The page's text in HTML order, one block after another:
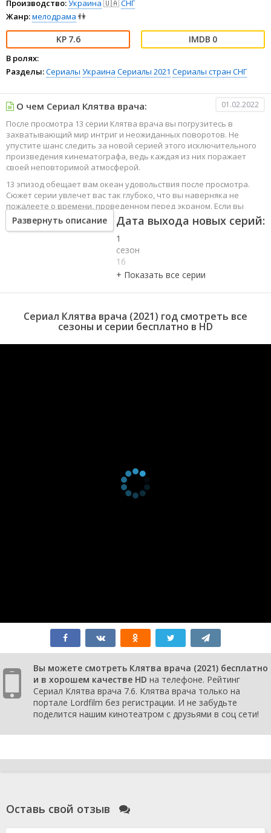
Производство:Украина 🇺🇦СНГ
Жанр:мелодрама 👫
7.6 0
В ролях:
Разделы:Сериалы Украина Сериалы 2021 Сериалы стран СНГ
О чем Сериал Клятва врача: 01.02.2022
После просмотра 13 серии Клятва врача вы погрузитесь в
захватывающий мир интриг и неожиданных поворотов. Не
упустите шанс следить за новой серией этого исключительного
произведения кинематографа, ведь каждая из них поражает
своей неповторимой атмосферой.
13 эпизод обещает вам океан удовольствия после просмотра.
Сюжет серии увлечет вас так глубоко, что вы наверняка не
пожалеете о времени, проведенном перед экраном. Если вы
жаждете наслаждаться онлайн этим сериалом в высоком
качестве HD, то ваш выбор будет весьма правильным. Каждый
эпизод сериала удивляет не только захватывающими
событиями, но и яркими, запоминающимися героями, которые
надолго останутся в вашей памяти.
Погрузитесь в мир эмоций и приключений, наслаждайтесь этим
Развернуть описание Дата выхода новых серий:
1
сезон
16
серия
сезон
серия
1
сезон
сезон
11
8
серия
1
сезон
7
серия
1
сезон
серия
сезон
сезон
4
Сериал Клятва врача (2021) год смотреть все
сезоны и серии бесплатно в HD
Вы можете смотреть Клятва врача (2021) бесплатно
и в хорошем качестве HD на телефоне. Рейтинг
Сериал Клятва врача 7.6. Клятва врача только на
портале Lordfilm без регистрации. И не забудьте
поделится нашим кинотеатром с друзьями в соц сети!
Оставь свой отзыв